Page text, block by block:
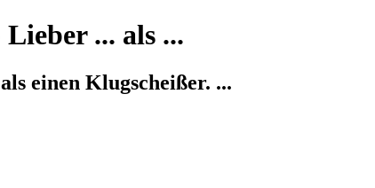
... als ...
einen Klugscheißer. ...